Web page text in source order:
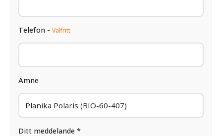
Telefon - Valfritt
Ämne
Ditt meddelande *